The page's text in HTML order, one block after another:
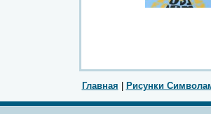
Главная Рисунки